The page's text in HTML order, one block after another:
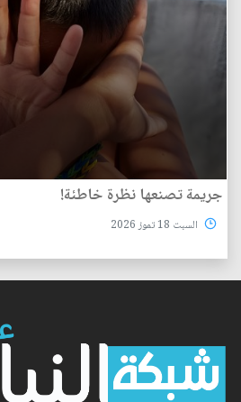
جريمة تصنعها نظرة خاطئة!
السبت 18 تموز 2026